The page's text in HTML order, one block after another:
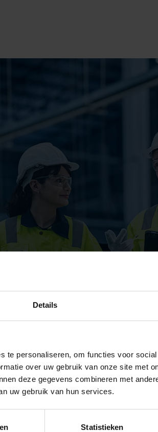
Details
te personaliseren, om functies voor
over uw gebruik van onze site met
deze gegevens combineren met
uw gebruik van hun services.
Statistieken